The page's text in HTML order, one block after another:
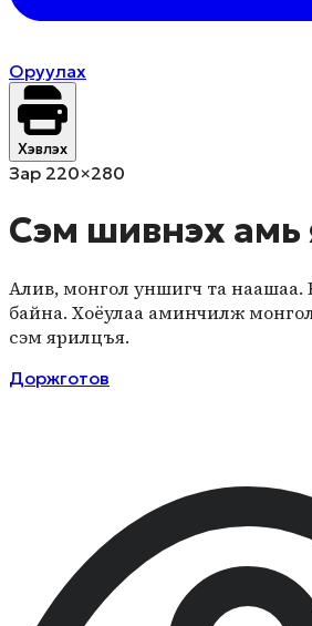
Оруулах
Хэвлэх
Зар 220×280
Сэм шивнэх амь
Алив, монгол уншигч та наашаа.
байна. Хоёулаа аминчилж
сэм ярилцъя.
Доржготов